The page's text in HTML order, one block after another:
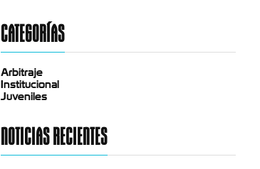
CATEGORÍAS
Arbitraje
Institucional
Juveniles
NOTICIAS RECIENTES